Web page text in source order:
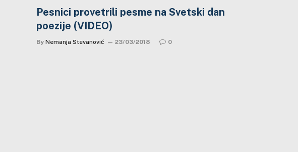
Pesnici provetrili pesme na Svetski dan
poezije (VIDEO)
By Nemanja Stevanović 23/03/2018 0